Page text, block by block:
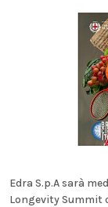
Edra S.p.A sarà
Longevity Summit